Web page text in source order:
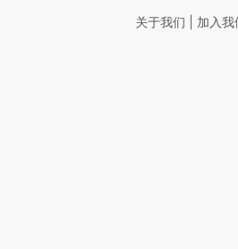
关于我们 加入我